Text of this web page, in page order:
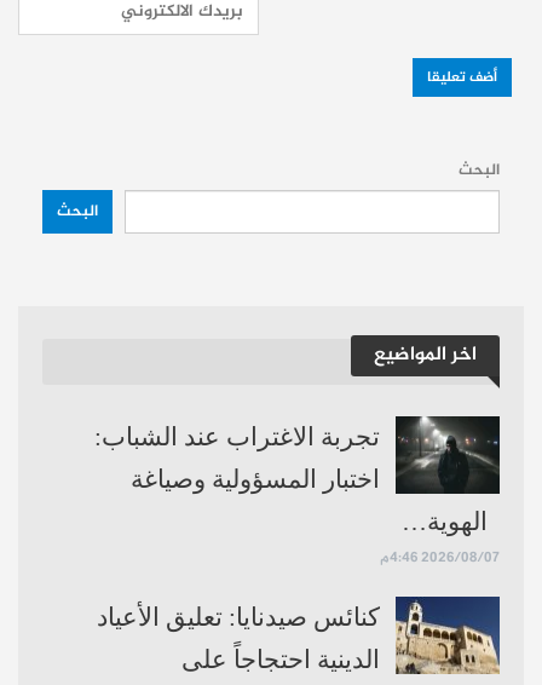
البحث
البحث
اخر المواضيع
تجربة الاغتراب عند الشباب:
اختبار المسؤولية وصياغة
الهوية…
2026/08/07 4:46م
كنائس صيدنايا: تعليق الأعياد
الدينية احتجاجاً على